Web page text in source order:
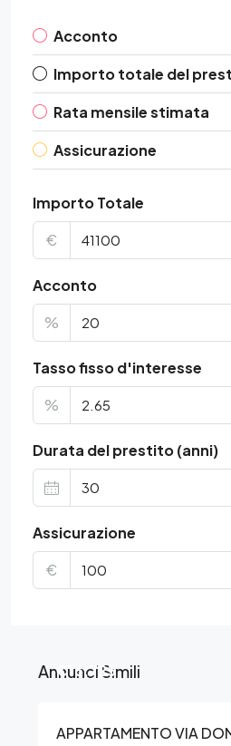
Acconto
Importo totale del
Rata mensile stimata
Assicurazione
Importo Totale
€
Acconto
%
Tasso fisso d'interesse
%
Durata del prestito (anni)
Assicurazione
€
Annunci Simili
€16.725
APPARTAMENTO VIA